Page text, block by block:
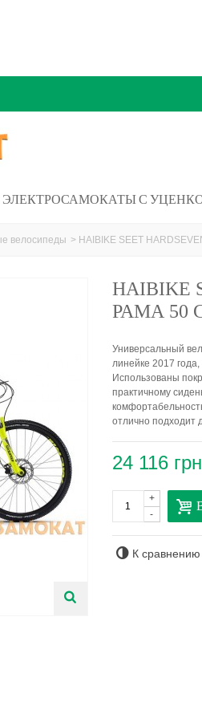
ЭЛЕКТРОСАМОКАТЫ С
велосипеды > HAIBIKE SEET
HAIBIKE
РАМА 50
Универсальный
линейке 2017
Использованы
практичному
отлично подходит
24 116 грн
-
+
К сравнению